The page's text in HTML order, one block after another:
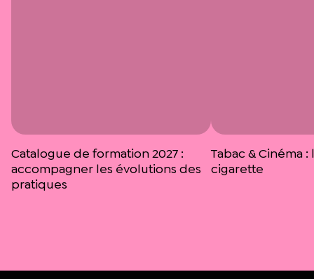
Catalogue de formation 2027 :
accompagner les évolutions des
pratiques
Tabac & Cinéma
cigarette